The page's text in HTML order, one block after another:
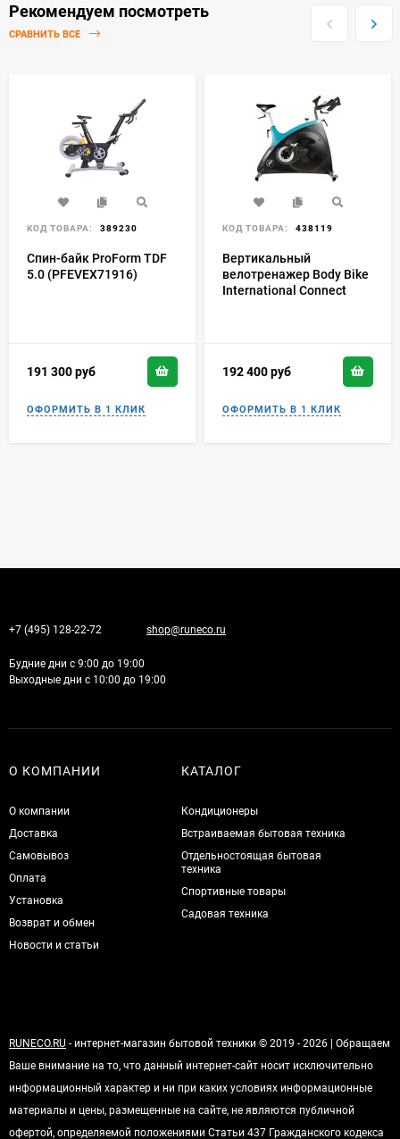
Рекомендуем посмотреть
СРАВНИТЬ ВСЕ
КОД ТОВАРА: 389230
Спин-байк ProForm TDF
5.0 (PFEVEX71916)
191 300руб
КОД ТОВАРА: 438119
Вертикальный
велотренажер Body Bike
International Connect
192 400руб
+7 (495) 128-22-72 shop@runeco.ru
Будние дни с 9:00 до 19:00
Выходные дни с 10:00 до 19:00
О КОМПАНИИ
О компании
Доставка
Самовывоз
Оплата
Установка
Возврат и обмен
Новости и статьи
КАТАЛОГ
Кондиционеры
Встраиваемая бытовая техника
Отдельностоящая бытовая
техника
Спортивные товары
Садовая техника
RUNECO.RU - интернет-магазин бытовой техники © 2019 - 2026 | Обращаем
Ваше внимание на то, что данный интернет-сайт носит исключительно
информационный характер и ни при каких условиях информационные
материалы и цены, размещенные на сайте, не являются публичной
офертой, определяемой положениями Статьи 437 Гражданского кодекса